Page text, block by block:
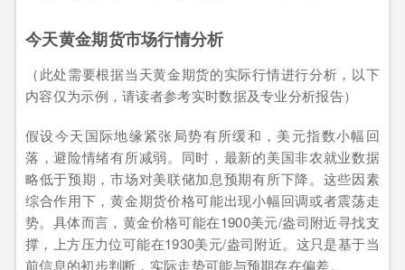
今天黄金期货市场行情分析
（此处需要根据当天黄金期货的实际行情进行分析，以下
内容仅为示例，请读者参考实时数据及专业分析报告）
假设今天国际地缘紧张局势有所缓和，美元指数小幅回
落，避险情绪有所减弱。同时，最新的美国非农就业数据
略低于预期，市场对美联储加息预期有所下降。这些因素
综合作用下，黄金期货价格可能出现小幅回调或者震荡走
势。具体而言，黄金价格可能在1900美元/盎司附近寻找支
撑，上方压力位可能在1930美元/盎司附近。这只是基于当
前信息的初步判断，实际走势可能与预期存在偏差。